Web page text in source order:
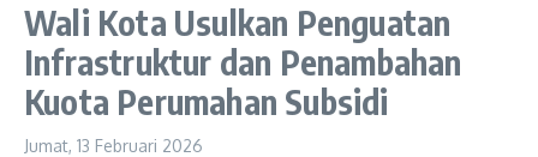
Wali Kota Usulkan Penguatan
Infrastruktur dan Penambahan
Kuota Perumahan Subsidi
Jumat, 13 Februari 2026